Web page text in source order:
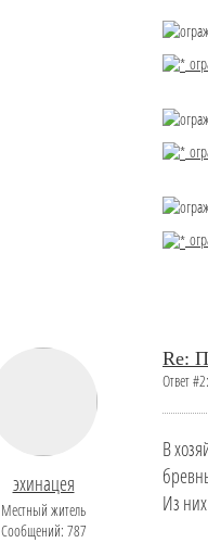
эхинацея
Местный житель
Сообщений: 787
Re:
Ответ
В
Из